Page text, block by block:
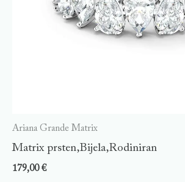
Ariana Grande Matrix
Matrix prsten,Bijela,Rodiniran
179,00€